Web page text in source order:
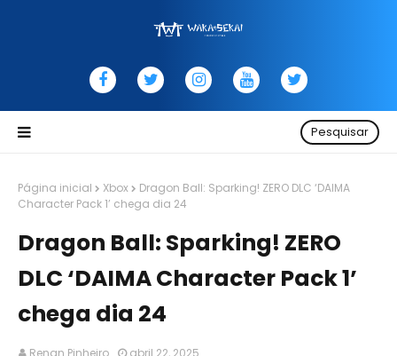
Pesquisar
Página inicial Xbox
Dragon Ball: Sparking! ZERO DLC ‘DAIMA
Character Pack 1’ chega dia 24
Dragon Ball: Sparking! ZERO
DLC ‘DAIMA Character Pack 1’
chega dia 24
Renan Pinheiro abril 22, 2025